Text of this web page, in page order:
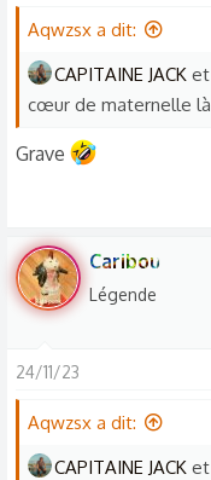
o
n
Aqwzsx a dit:
CAPITAINE JACK et
cœur de maternelle là
Grave
Caribou
Légende
24/11/23
Aqwzsx a dit:
CAPITAINE JACK et